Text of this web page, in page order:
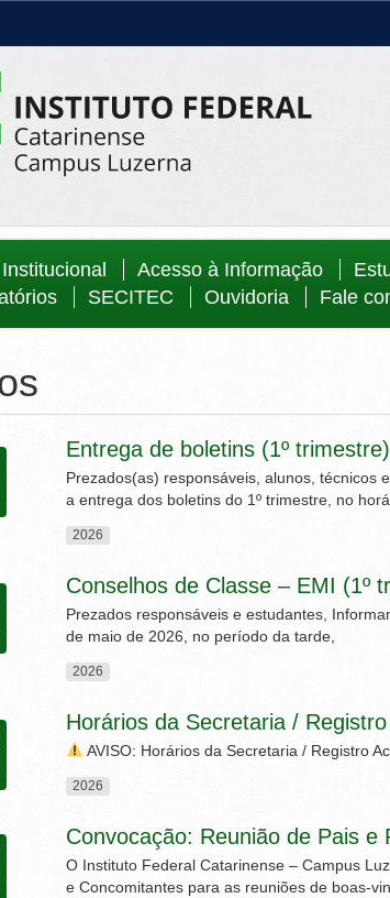
Pecuária e
Ministério do Turismo
Institucional Acesso à Informação
SECITEC Ouvidoria Fale
Entrega de boletins (1º
Prezados(as) responsáveis, alunos, técnicos
a entrega dos boletins do 1º trimestre, no
2026
Conselhos de Classe – EMI (1º
Prezados responsáveis e estudantes,
de maio de 2026, no período da tarde,
2026
Horários da Secretaria /
AVISO: Horários da Secretaria / Registro
2026
Convocação: Reunião de Pais e
O Instituto Federal Catarinense – Campus
e Concomitantes para as reuniões de boas-